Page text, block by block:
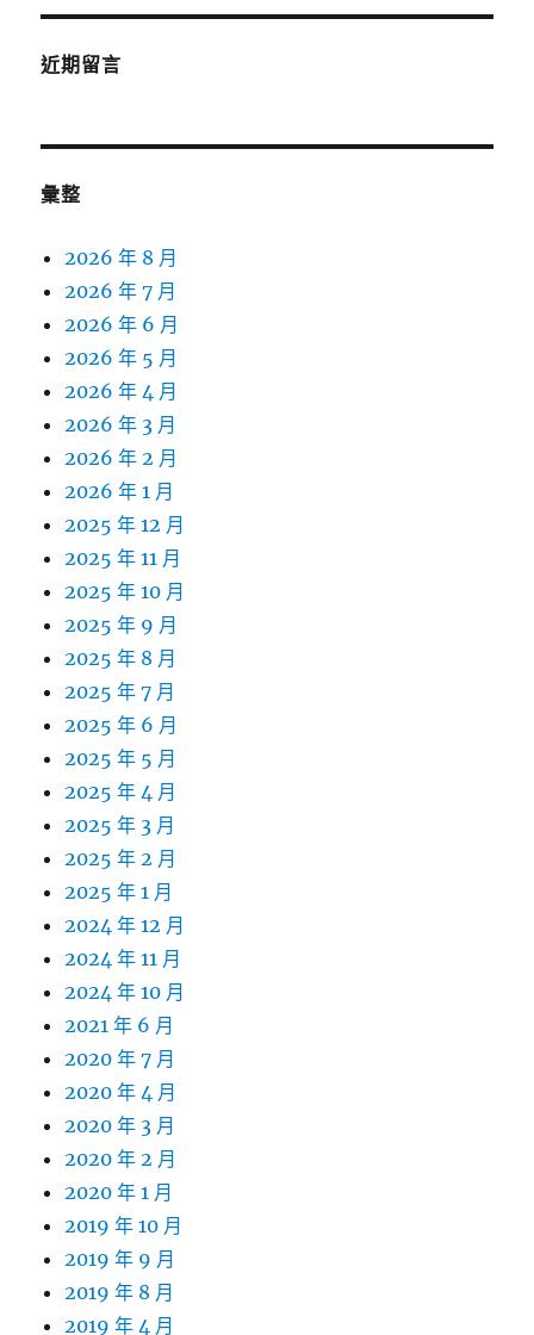
近期留言
彙整
2026 年 8 月
2026 年 7 月
2026 年 6 月
2026 年 5 月
2026 年 4 月
2026 年 3 月
2026 年 2 月
2026 年 1 月
2025 年 12 月
2025 年 11 月
2025 年 10 月
2025 年 9 月
2025 年 8 月
2025 年 7 月
2025 年 6 月
2025 年 5 月
2025 年 4 月
2025 年 3 月
2025 年 2 月
2025 年 1 月
2024 年 12 月
2024 年 11 月
2024 年 10 月
2021 年 6 月
2020 年 7 月
2020 年 4 月
2020 年 3 月
2020 年 2 月
2020 年 1 月
2019 年 10 月
2019 年 9 月
2019 年 8 月
2019 年 4 月